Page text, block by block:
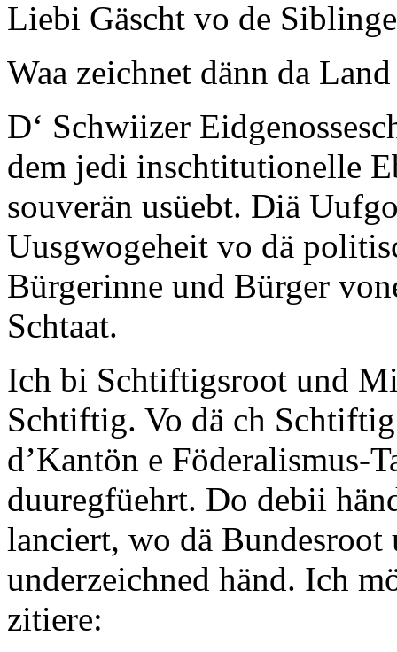
Liebi Gäscht vo de
Waa zeichnet dänn da
D‘ Schwiizer
dem jedi inschtitutionelle
souverän usüebt. Diä
Uusgwogeheit vo dä
Bürgerinne und Bürger
Schtaat.
Ich bi Schtiftigsroot und
Schtiftig. Vo dä ch
d’Kantön e Föderalismus-
duuregfüehrt. Do debii
lanciert, wo dä Bundesroot
underzeichned händ. Ich
zitiere: